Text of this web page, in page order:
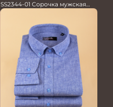
SS2344-01 Сорочка мужская
кор.рукав